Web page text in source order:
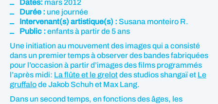
Dates: mars 2012
Durée : une journée
Intervenant(s) artistique(s) : Susana monteiro R.
Public : enfants à partir de 5 ans
Une initiation au mouvement des images qui a consisté
dans un premier temps à observer des bandes fabriquées
pour l’occasion à partir d’images des films programmés
l’après midi: La flûte et le grelotdes studios shangaï et Le
gruffalode Jakob Schuh et Max Lang.
Dans un second temps, en fonctions des âges, les